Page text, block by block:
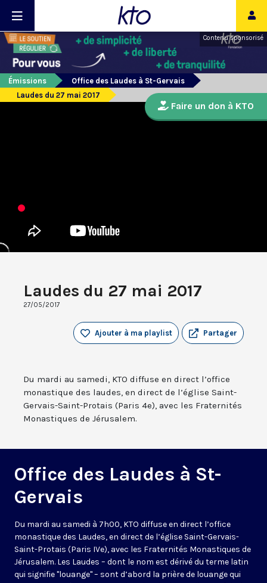
Contenu sponsorisé
Émissions
Office des Laudes à St-Gervais
Laudes du 27 mai 2017
Laudes du 27 mai 2017
27/05/2017
Partager
Ajouter à ma playlist
Du mardi au samedi, KTO diffuse en direct l’office
monastique des laudes, en direct de l’église Saint-
Gervais-Saint-Protais (Paris 4e), avec les Fraternités
Monastiques de Jérusalem.
Office des Laudes à St-
Gervais
Du mardi au samedi à 7h00, KTO diffuse en direct l’office
monastique des Laudes, en direct de l’église Saint-Gervais-
Saint-Protais (Paris IVe), avec les Fraternités Monastiques de
Jérusalem. Les Laudes – dont le nom est dérivé du terme latin
qui signifie "louange" – sont d’abord la prière de louange qui
Faire un don à KTO